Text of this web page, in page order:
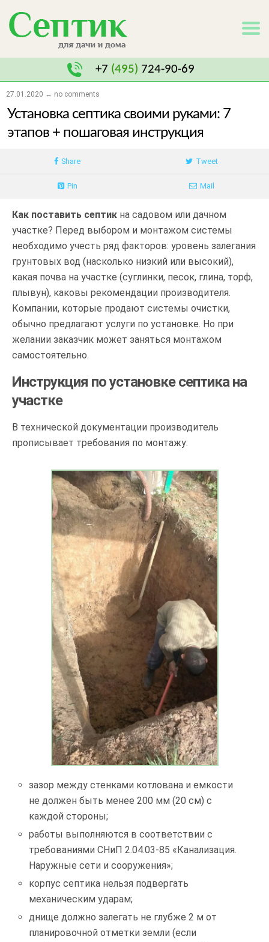
+7 (495) 724-90-69
27.01.2020 ↔ no comments
Установка септика своими руками: 7
этапов + пошаговая инструкция
Share Tweet
Pin Mail
Как поставить септик на садовом или дачном
участке? Перед выбором и монтажом системы
необходимо учесть ряд факторов: уровень залегания
грунтовых вод (насколько низкий или высокий),
какая почва на участке (суглинки, песок, глина, торф,
плывун), каковы рекомендации производителя.
Компании, которые продают системы очистки,
обычно предлагают услуги по установке. Но при
желании заказчик может заняться монтажом
самостоятельно.
Инструкция по установке септика на
участке
В технической документации производитель
прописывает требования по монтажу:
зазор между стенками котлована и емкости
не должен быть менее 200 мм (20 см) с
каждой стороны;
работы выполняются в соответствии с
требованиями СНиП 2.04.03-85 «Канализация.
Наружные сети и сооружения»;
корпус септика нельзя подвергать
механическим ударам;
днище должно залегать не глубже 2 м от
планировочной отметки земли (если